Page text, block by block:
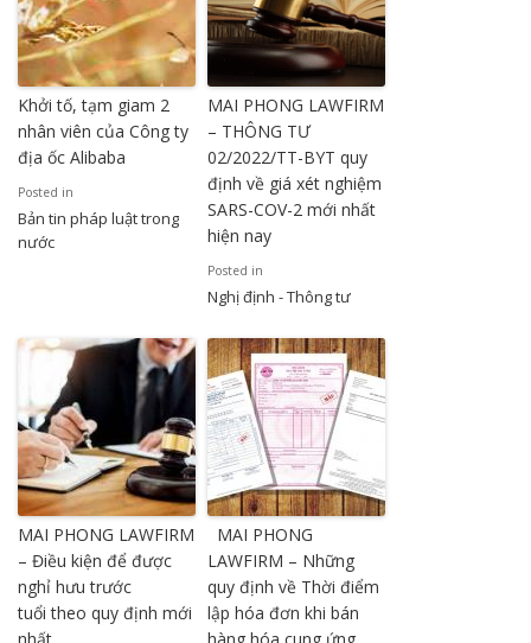
Khởi tố, tạm giam 2
nhân viên của Công ty
địa ốc Alibaba
Posted in
Bản tin pháp luật trong
nước
MAI PHONG LAWFIRM
– THÔNG TƯ
02/2022/TT-BYT quy
định về giá xét nghiệm
SARS-COV-2 mới nhất
hiện nay
Posted in
Nghị định - Thông tư
MAI PHONG LAWFIRM
– Điều kiện để được
nghỉ hưu trước
tuổi theo quy định mới
MAI PHONG
LAWFIRM – Những
quy định về Thời điểm
lập hóa đơn khi bán